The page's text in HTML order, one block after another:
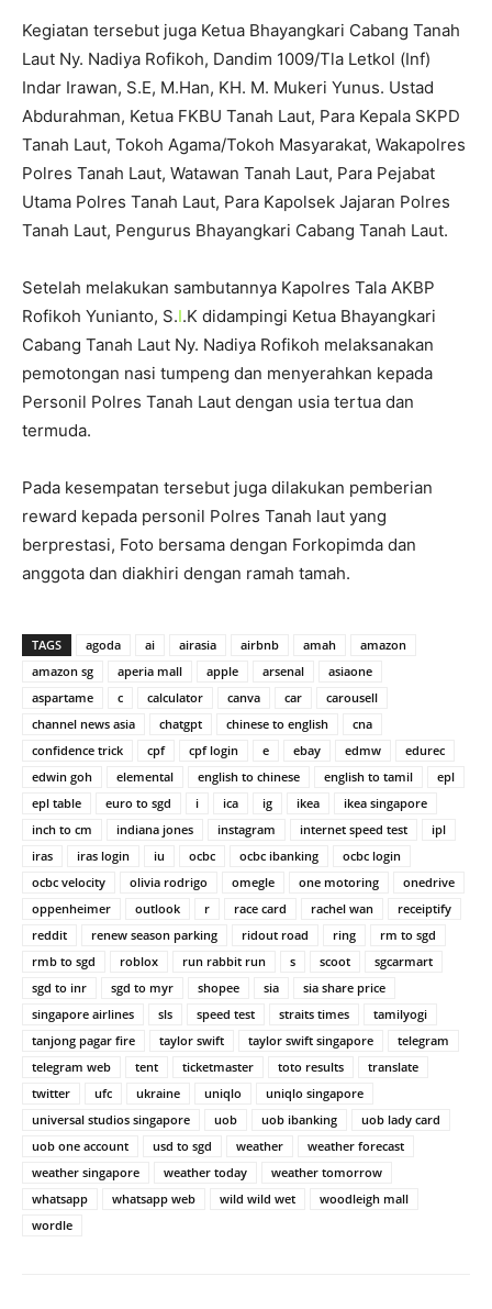
Kegiatan tersebut juga Ketua Bhayangkari Cabang Tanah
Laut Ny. Nadiya Rofikoh, Dandim 1009/Tla Letkol (Inf)
Indar Irawan, S.E, M.Han, KH. M. Mukeri Yunus. Ustad
Abdurahman, Ketua FKBU Tanah Laut, Para Kepala SKPD
Tanah Laut, Tokoh Agama/Tokoh Masyarakat, Wakapolres
Polres Tanah Laut, Watawan Tanah Laut, Para Pejabat
Utama Polres Tanah Laut, Para Kapolsek Jajaran Polres
Tanah Laut, Pengurus Bhayangkari Cabang Tanah Laut.
Setelah melakukan sambutannya Kapolres Tala AKBP
Rofikoh Yunianto, S.I.K didampingi Ketua Bhayangkari
Cabang Tanah Laut Ny. Nadiya Rofikoh melaksanakan
pemotongan nasi tumpeng dan menyerahkan kepada
Personil Polres Tanah Laut dengan usia tertua dan
termuda.
Pada kesempatan tersebut juga dilakukan pemberian
reward kepada personil Polres Tanah laut yang
berprestasi, Foto bersama dengan Forkopimda dan
anggota dan diakhiri dengan ramah tamah.
TAGS agoda ai airasia airbnb amah
amazon
amazon sg
aperia mall apple arsenal
asiaone
aspartame
c calculator canva car
carousell
channel news asia
chatgpt chinese to english
cna
confidence trick
cpf cpf login e ebay edmw
edurec
edwin goh
elemental english to chinese english to tamil
epl
epl table
euro to sgd i ica ig ikea
ikea singapore
inch to cm
indiana jones instagram internet speed test
ipl
iras
iras login iu ocbc ocbc ibanking
ocbc login
ocbc velocity
olivia rodrigo omegle one motoring
onedrive
oppenheimer
outlook r race card rachel wan
receiptify
reddit
renew season parking ridout road ring
rm to sgd
rmb to sgd
roblox run rabbit run s scoot
sgcarmart
sgd to inr
sgd to myr shopee sia
sia share price
singapore airlines
sls speed test straits times
tamilyogi
tanjong pagar fire
taylor swift taylor swift singapore
telegram
telegram web
tent ticketmaster toto results
translate
twitter
ufc ukraine uniqlo
uniqlo singapore
universal studios singapore
uob uob ibanking
uob lady card
uob one account
usd to sgd weather
weather forecast
weather singapore
weather today
weather tomorrow
whatsapp
whatsapp web wild wild wet
woodleigh mall
wordle